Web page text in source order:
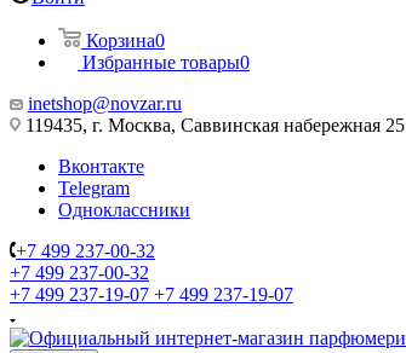
Корзина0
Избранные товары0
inetshop@novzar.ru
119435, г. Москва, Саввинская набережная 25
Вконтакте
Telegram
Одноклассники
+7 499 237-00-32
+7 499 237-00-32
+7 499 237-19-07 +7 499 237-19-07